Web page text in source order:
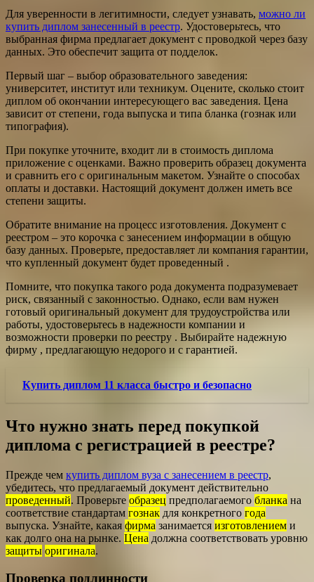
Для уверенности в легитимности, следует узнавать, можно ли
купить диплом занесенный в реестр. Удостоверьтесь, что
выбранная фирма предлагает документ с проводкой через базу
данных. Это обеспечит защита от подделок.
Первый шаг – выбор образовательного заведения:
университет, институт или техникум. Оцените, сколько стоит
диплом об окончании интересующего вас заведения. Цена
зависит от степени, года выпуска и типа бланка (гознак или
типография).
При покупке уточните, входит ли в стоимость диплома
приложение с оценками. Важно проверить образец документа
и сравнить его с оригинальным макетом. Узнайте о способах
оплаты и доставки. Настоящий документ должен иметь все
степени защиты.
Обратите внимание на процесс изготовления. Документ с
реестром – это корочка с занесением информации в общую
базу данных. Проверьте, предоставляет ли компания гарантии,
что купленный документ будет проведенный .
Помните, что покупка такого рода документа подразумевает
риск, связанный с законностью. Однако, если вам нужен
готовый оригинальный документ для трудоустройства или
работы, удостоверьтесь в надежности компании и
возможности проверки по реестру . Выбирайте надежную
фирму , предлагающую недорого и с гарантией.
Купить диплом 11 класса быстро и безопасно
Что нужно знать перед покупкой
диплома с регистрацией в реестре?
Прежде чем купить диплом вуза с занесением в реестр,
убедитесь, что предлагаемый документ действительно
проведенный. Проверьте образец предполагаемого бланка на
соответствие стандартам гознак для конкретного года
выпуска. Узнайте, какая фирма занимается изготовлением и
как долго она на рынке. Цена должна соответствовать уровню
защиты оригинала.
Проверка подлинности